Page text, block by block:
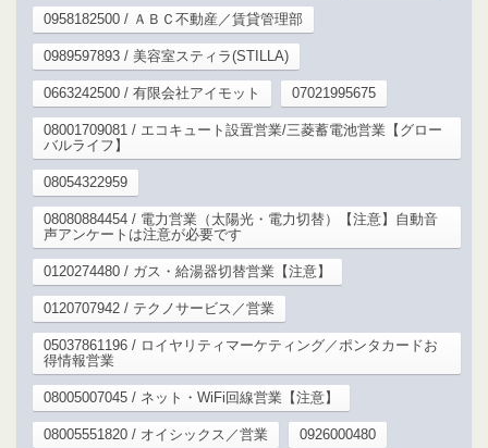
0958182500 / ＡＢＣ不動産／賃貸管理部
0989597893 / 美容室スティラ(STILLA)
0663242500 / 有限会社アイモット 07021995675
08001709081 / エコキュート設置営業/三菱蓄電池営業【グロー
バルライフ】
08054322959
08080884454 / 電力営業（太陽光・電力切替）【注意】自動音
声アンケートは注意が必要です
0120274480 / ガス・給湯器切替営業【注意】
0120707942 / テクノサービス／営業
05037861196 / ロイヤリティマーケティング／ポンタカードお
得情報営業
08005007045 / ネット・WiFi回線営業【注意】
08005551820 / オイシックス／営業 0926000480